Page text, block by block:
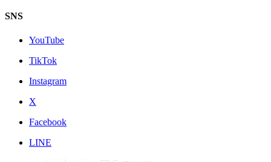
SNS
YouTube
TikTok
Instagram
X
Facebook
LINE